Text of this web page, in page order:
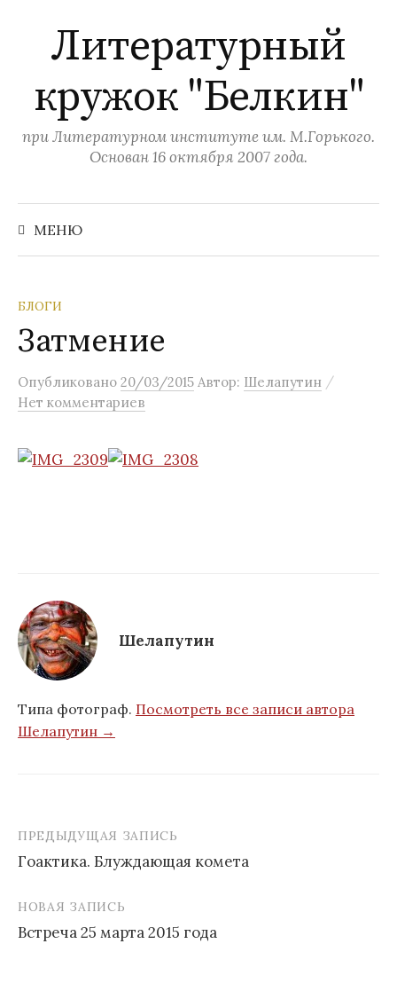
т
с
о
д
р
и
о
Литературный
кружок "Белкин"
при Литературном институте им. М.Горького.
Основан 16 октября 2007 года.
МЕНЮ
БЛОГИ
Затмение
Опубликовано 20/03/2015 Автор: Шелапутин /
Нет комментариев
Шелапутин
Типа фотограф. Посмотреть все записи автора
Шелапутин →
а
ПРЕДЫДУЩАЯ ЗАПИСЬ
Гоактика. Блуждающая комета
НОВАЯ ЗАПИСЬ
Встреча 25 марта 2015 года